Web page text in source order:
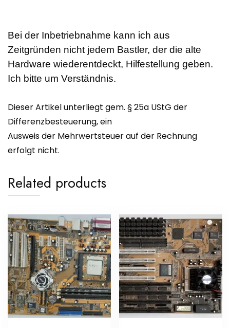
Bei der Inbetriebnahme kann ich aus
Zeitgründen nicht jedem Bastler, der die alte
Hardware wiederentdeckt, Hilfestellung geben.
Ich bitte um Verständnis.
Dieser Artikel unterliegt gem. § 25a UStG der
Differenzbesteuerung, ein
Ausweis der Mehrwertsteuer auf der Rechnung
erfolgt nicht.
Related products